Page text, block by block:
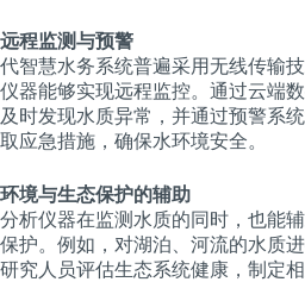
远程监测与预警
代智慧水务系统普遍采用无线传输
仪器能够实现远程监控。通过云端
及时发现水质异常，并通过预警系
取应急措施，确保水环境安全。
环境与生态保护的辅助
分析仪器在监测水质的同时，也能
保护。例如，对湖泊、河流的水质
研究人员评估生态系统健康，制定